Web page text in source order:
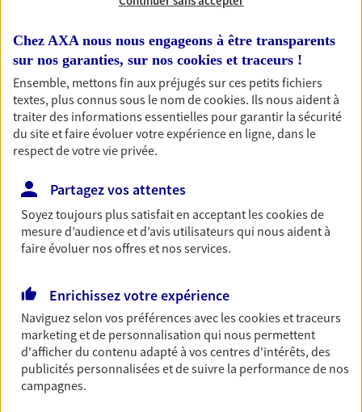
1 résultat correspond à votre
recherche
Passer les
résultats
Josiane Thoreau
Mandataire d'Assurance AXA Epargne et
11190 Serres
04 68 69 85 56
Chez AXA nous nous engageons à être transparents
sur nos garanties, sur nos cookies et traceurs !
Ensemble, mettons fin aux préjugés sur ces petits fichiers
textes, plus connus sous le nom decookies. Ils nous aident à
traiter des informations essentielles pour garantir la sécurité
du site et faire évoluer votre expérience en ligne, dans le
respect de votre vie privée.
Partagez vos attentes
Soyez toujours plus satisfait en acceptant lescookiesde
mesure d’audience et d’avis utilisateurs qui nous aident à
faire évoluer nos offres et nos services.
Enrichissez votre expérience
Naviguez selon vos préférences avec lescookies et traceurs
marketing et de personnalisation qui nous permettent
d'afficher du contenu adapté à vos centres d'intérêts, des
publicités personnalisées et de suivre la performance de nos
campagnes.